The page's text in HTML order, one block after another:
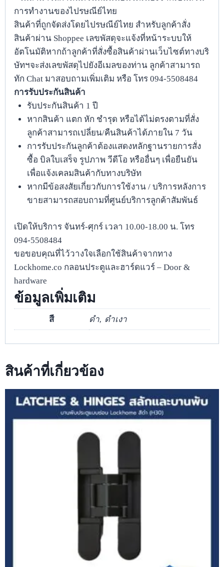
การทำงานของไปรษณีย์ไทย
สินค้าที่ถูกจัดส่งโดยไปรษณีย์ไทย สำหรับลูกค้าสั่ง
สินค้าผ่าน Shoppee เลขพัสดุจะแจ้งที่หน้าระบบให้
อัตโนมัติหากถ้าลูกค้าที่สั่งซื้อสินค้าผ่านเว็บไซต์ทางบริ
ษัทฯจะส่งเลขพัสดุไปยังอีเมลของท่าน ลูกค้าสามารถ
ทัก Chat มาสอบถามเพิ่มเติม หรือ โทร 094-5508484
การรับประกันสินค้า
รับประกันสินค้า 1 ปี
หากสินค้า แตก หัก ชำรุด หรือได้ไม่ตรงตามที่สั่ง
ลูกค้าสามารถเปลี่ยน/คืนสินค้าได้ภายใน 7 วัน
การรับประกันลูกค้าต้องแสดงหลักฐานรายการสั่ง
ซื้อ บิลใบเสร็จ รูปภาพ วีดีโอ หรืออื่นๆ เพื่อยืนยัน
เพื่อแจ้งเคลมสินค้ากับทางบริษัท
หากมีข้อสงสัยเกี่ยวกับการใช้งาน / บริการหลังการ
ขายสามารถสอบถามที่ศูนย์บริการลูกค้าสัมพันธ์
เปิดให้บริการ จันทร์-ศุกร์ เวลา 10.00-18.00 น. โทร
094-5508484
ขอขอบคุณที่ไว้วางใจเลือกใช้สินค้าจากทาง
Lockhome.co กลอนประตูและฮาร์ดแวร์ – Door &
hardware
ข้อมูลเพิ่มเติม
สี ดำ, ดำเงา
สินค้าที่เกี่ยวข้อง